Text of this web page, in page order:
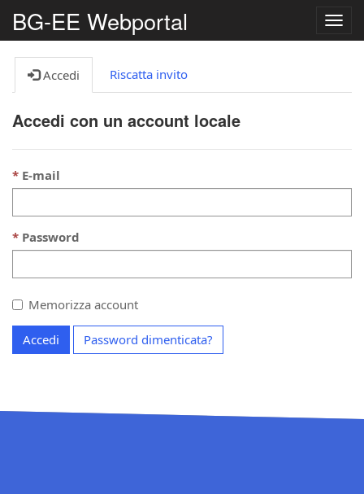
BG-EE Webportal
la
Accedi
Riscatta invito
Accedi con un account locale
E-mail
Password
Memorizza account
Accedi Password dimenticata?